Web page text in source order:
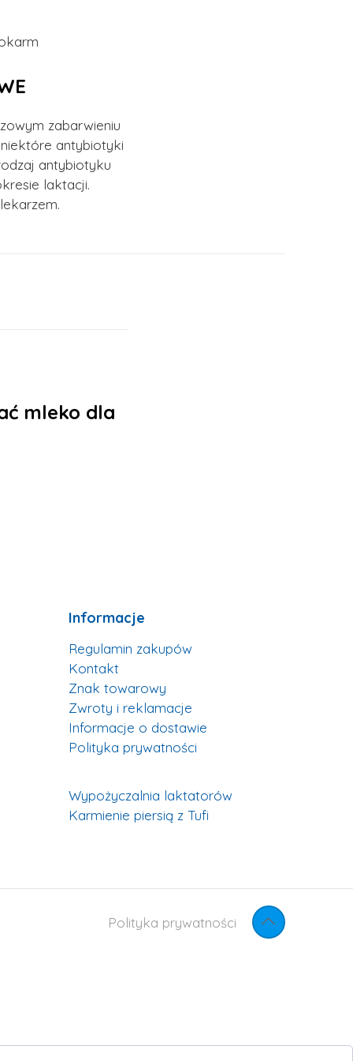
zabarwieniu
antybiotyki
antybiotyku
laktacji.
mleko dla
Informacje
Regulamin zakupów
Kontakt
Znak towarowy
Zwroty i reklamacje
Informacje o dostawie
Polityka prywatności
Wypożyczalnia laktatorów
Karmienie piersią z Tufi
Polityka prywatności